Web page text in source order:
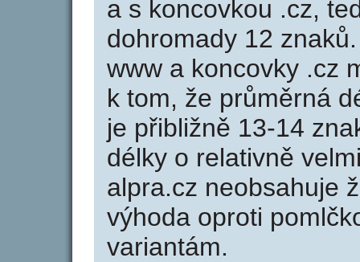
a s koncovkou .cz,
dohromady 12
www a koncovky .cz
k tom, že průměrná
je přibližně 13-14
délky o relativně
alpra.cz neobsahuje
výhoda oproti
variantám.